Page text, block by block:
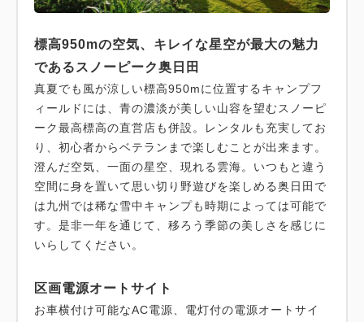
標高950mの空気、キレイな星空が最大の魅力
であるスノーピーク奥日田
真夏でも風が涼しい標高950mに位置するキャンプフ
ィールドには、青の濃淡が美しい山容を望むスノーピ
ーク最高標高の直営店も併設。レンタルも充実してお
り、初心者からベテランまで楽しむことが出来ます。
澄んだ空気、一面の星空、現れる雲海。いつもと違う
空間に身を置いて思い切り野遊びを楽しめる奥日田で
は九州では稀な雪中キャンプも時期によっては可能で
す。是非一年を通じて、移ろう季節の美しさを感じに
いらしてください。
区画電源オートサイト
お車横付け可能なAC電源、電灯付の電源オートサイ